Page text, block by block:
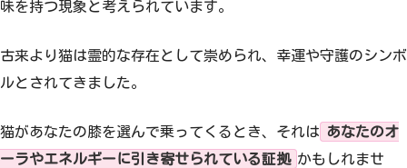
味を持つ現象と考えられています。
古来より猫は霊的な存在として崇められ、幸運や守護のシンボ
ルとされてきました。
猫があなたの膝を選んで乗ってくるとき、それは あなたのオ
ーラやエネルギーに引き寄せられている証拠 かもしれませ